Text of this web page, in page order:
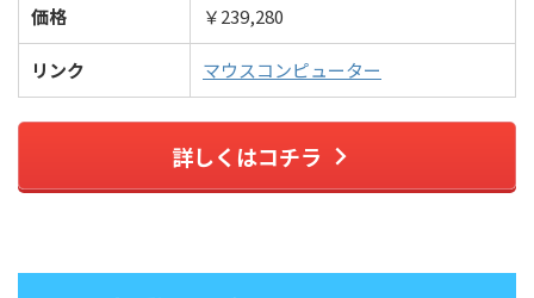
価格 ￥239,280
リンク マウスコンピューター
詳しくはコチラ